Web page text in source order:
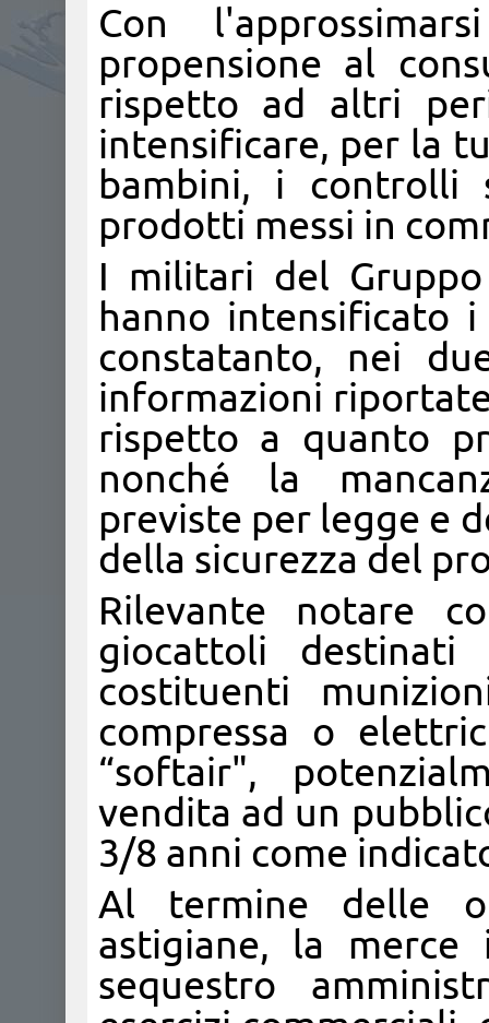
Con
propensione al
rispetto ad altri
intensificare, per la
bambini, i controlli
prodotti messi in
I militari del
hanno intensificato
constatanto, nei
informazioni
rispetto a quanto
nonché la
previste per legge e
della sicurezza del
Rilevante notare
giocattoli
costituenti
compressa o
“softair",
vendita ad un
3/8 anni come
Al termine delle
astigiane, la
sequestro